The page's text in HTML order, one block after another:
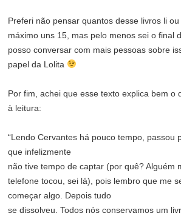
Preferi não pensar quantos desse livros li
máximo uns 15, mas pelo menos sei o final
posso conversar com mais pessoas sobre
papel da Lolita
Por fim, achei que esse texto explica bem o
à leitura:
“Lendo Cervantes há pouco tempo, passou
que infelizmente
não tive tempo de captar (por quê? Alguém
telefone tocou, sei lá), pois lembro que me
começar algo. Depois tudo
se dissolveu. Todos nós conservamos um